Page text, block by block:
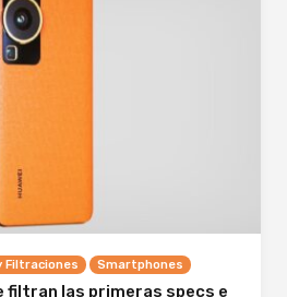
Filtraciones Smartphones
filtran las primeras specs e